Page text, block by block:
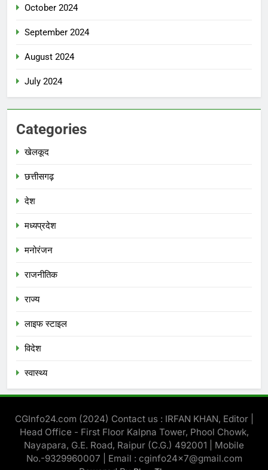
October 2024
September 2024
August 2024
July 2024
Categories
खेलकूद
छत्तीसगढ़
देश
मध्‍यप्रदेश
मनोरंजन
राजनीतिक
राज्य
लाइफ स्टाइल
विदेश
स्‍वास्‍थ्‍य
CGInfo24.com (2024) Contact us : IRFAN KHAN, Editor |
Head Office - First Floor Kalpna Tower, Phool Chowk,
Nayapara, G.E. Road, Raipur (C.G.) 492001 | Mobile
No.-9329960007 | Email : cginfo24x7@gmail.com